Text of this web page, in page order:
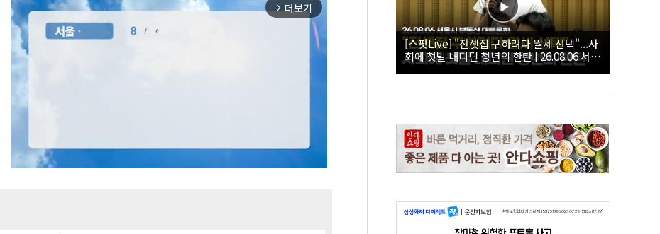
arrow_forward_ios 더보기
[스팟Live] "전셋집 구하려다 월세 선택"...사
회에 첫발 내디딘 청년의 한탄 | 26.08.06 서울
시 부동산 대토론회